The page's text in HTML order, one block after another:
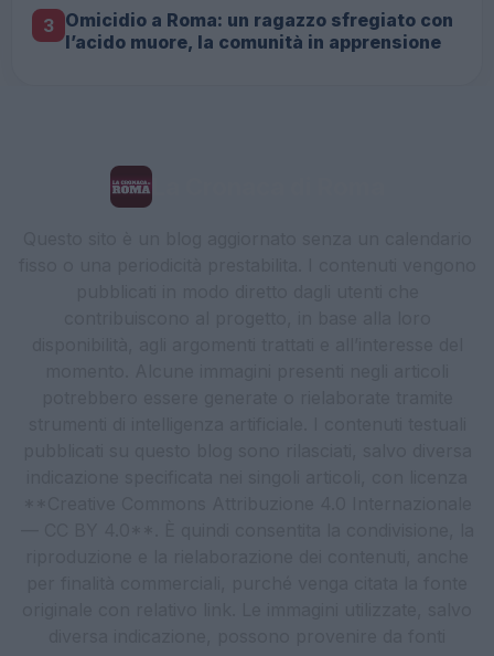
3 Omicidio a Roma: un ragazzo sfregiato con
l’acido muore, la comunità in apprensione